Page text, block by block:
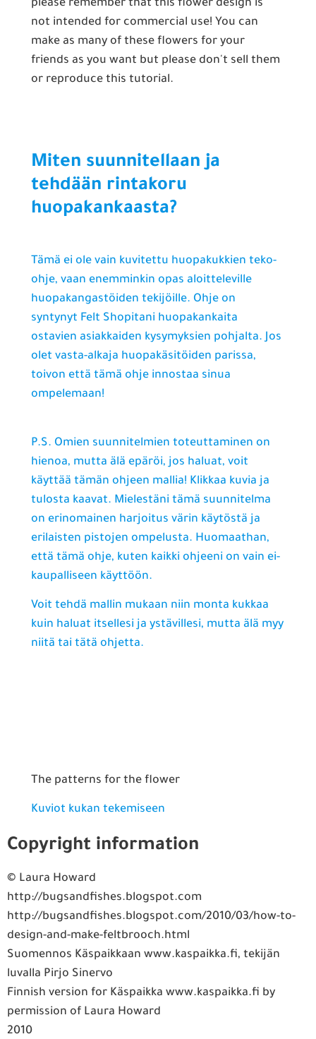
please remember that this flower design is
not intended for commercial use! You can
make as many of these flowers for your
friends as you want but please don't sell them
or reproduce this tutorial.
Miten suunnitellaan ja
tehdään rintakoru
huopakankaasta?
Tämä ei ole vain kuvitettu huopakukkien teko-
ohje, vaan enemminkin opas aloitteleville
huopakangastöiden tekijöille. Ohje on
syntynyt Felt Shopitani huopakankaita
ostavien asiakkaiden kysymyksien pohjalta. Jos
olet vasta-alkaja huopakäsitöiden parissa,
toivon että tämä ohje innostaa sinua
ompelemaan!
P.S. Omien suunnitelmien toteuttaminen on
hienoa, mutta älä epäröi, jos haluat, voit
käyttää tämän ohjeen mallia! Klikkaa kuvia ja
tulosta kaavat. Mielestäni tämä suunnitelma
on erinomainen harjoitus värin käytöstä ja
erilaisten pistojen ompelusta. Huomaathan,
että tämä ohje, kuten kaikki ohjeeni on vain ei-
kaupalliseen käyttöön.
Voit tehdä mallin mukaan niin monta kukkaa
kuin haluat itsellesi ja ystävillesi, mutta älä myy
niitä tai tätä ohjetta.
The patterns for the flower
Kuviot kukan tekemiseen
Copyright information
© Laura Howard
http://bugsandfishes.blogspot.com
http://bugsandfishes.blogspot.com/2010/03/how-to-
design-and-make-feltbrooch.html
Suomennos Käspaikkaan www.kaspaikka.fi, tekijän
luvalla Pirjo Sinervo
Finnish version for Käspaikka www.kaspaikka.fi by
permission of Laura Howard
2010